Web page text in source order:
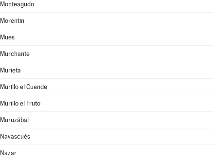
Monteagudo
Morentin
Mues
Murchante
Murieta
Murillo el Cuende
Murillo el Fruto
Muruzábal
Navascués
Nazar